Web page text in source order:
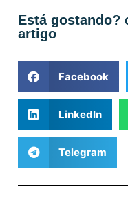
Está gostando?
artigo
Facebook
LinkedIn
Telegram